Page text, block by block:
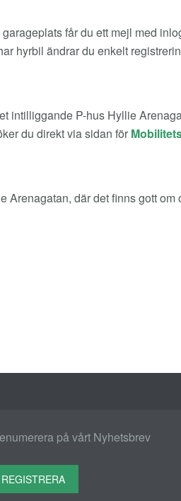
får du ett mejl med
hyrbil ändrar du enkelt
intilliggande P-hus Hyllie
du direkt via sidan för
Arenagatan, där det finns gott om
på vårt Nyhetsbrev
REGISTRERA